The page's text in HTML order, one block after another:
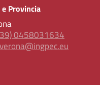
Provincia
0458031634